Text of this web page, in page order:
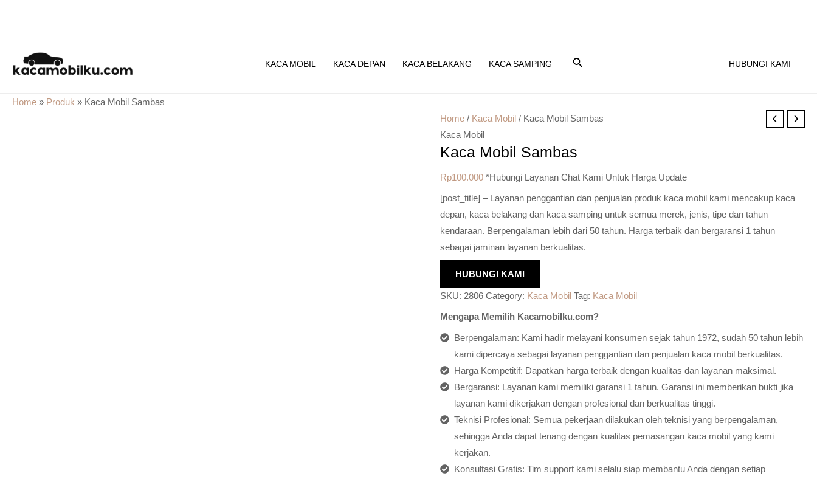
content
KACA MOBIL KACA DEPAN KACA BELAKANG KACA SAMPING HUBUNGI KAMI
Home » Produk » Kaca Mobil Sambas
Home / Kaca Mobil / Kaca Mobil Sambas
Kaca Mobil
Kaca Mobil Sambas
Rp100.000 *Hubungi Layanan Chat Kami Untuk Harga Update
[post_title] – Layanan penggantian dan penjualan produk kaca mobil kami mencakup kaca
depan, kaca belakang dan kaca samping untuk semua merek, jenis, tipe dan tahun
kendaraan. Berpengalaman lebih dari 50 tahun. Harga terbaik dan bergaransi 1 tahun
sebagai jaminan layanan berkualitas.
HUBUNGI KAMI
SKU: 2806 Category: Kaca Mobil Tag: Kaca Mobil
Mengapa Memilih Kacamobilku.com?
Berpengalaman: Kami hadir melayani konsumen sejak tahun 1972, sudah 50 tahun lebih
kami dipercaya sebagai layanan penggantian dan penjualan kaca mobil berkualitas.
Harga Kompetitif: Dapatkan harga terbaik dengan kualitas dan layanan maksimal.
Bergaransi: Layanan kami memiliki garansi 1 tahun. Garansi ini memberikan bukti jika
layanan kami dikerjakan dengan profesional dan berkualitas tinggi.
Teknisi Profesional: Semua pekerjaan dilakukan oleh teknisi yang berpengalaman,
sehingga Anda dapat tenang dengan kualitas pemasangan kaca mobil yang kami
kerjakan.
Konsultasi Gratis: Tim support kami selalu siap membantu Anda dengan setiap